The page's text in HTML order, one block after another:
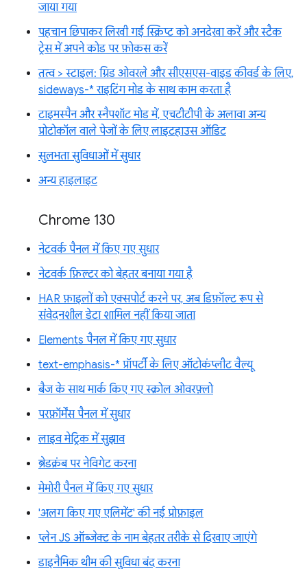
जाया गया
पहचान छिपाकर लिखी गई स्क्रिप्ट को अनदेखा करें और स्टैक
ट्रेस में अपने कोड पर फ़ोकस करें
तत्व > स्टाइल: ग्रिड ओवरले और सीएसएस-वाइड कीवर्ड के लिए,
sideways-* राइटिंग मोड के साथ काम करता है
टाइमस्पैन और स्नैपशॉट मोड में, एचटीटीपी के अलावा अन्य
प्रोटोकॉल वाले पेजों के लिए लाइटहाउस ऑडिट
सुलभता सुविधाओं में सुधार
अन्य हाइलाइट
Chrome 130
नेटवर्क पैनल में किए गए सुधार
नेटवर्क फ़िल्टर को बेहतर बनाया गया है
HAR फ़ाइलों को एक्सपोर्ट करने पर, अब डिफ़ॉल्ट रूप से
संवेदनशील डेटा शामिल नहीं किया जाता
Elements पैनल में किए गए सुधार
text-emphasis-* प्रॉपर्टी के लिए ऑटोकंप्लीट वैल्यू
बैज के साथ मार्क किए गए स्क्रोल ओवरफ़्लो
परफ़ॉर्मेंस पैनल में सुधार
लाइव मेट्रिक में सुझाव
ब्रेडक्रंब पर नेविगेट करना
मेमोरी पैनल में किए गए सुधार
'अलग किए गए एलिमेंट' की नई प्रोफ़ाइल
प्लेन JS ऑब्जेक्ट के नाम बेहतर तरीके से दिखाए जाएंगे
डाइनैमिक थीम की सुविधा बंद करना